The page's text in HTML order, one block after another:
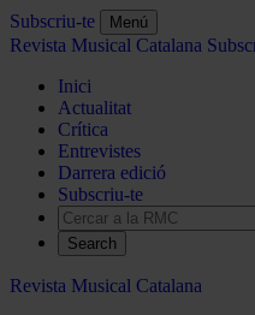
Subscriu-te Menú
Revista Musical Catalana
Inici
Actualitat
Crítica
Entrevistes
Darrera edició
Subscriu-te
Search
Revista Musical Catalana